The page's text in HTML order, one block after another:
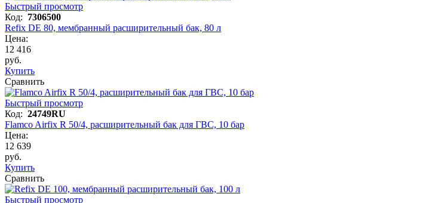
Быстрый просмотр
Код: 7306500
Refix DE 80, мембранный расширительный бак, 80 л
Цена:
12 416
руб.
Купить
Сравнить
Быстрый просмотр
Код: 24749RU
Flamco Airfix R 50/4, расширительный бак для ГВС, 10 бар
Цена:
12 639
руб.
Купить
Сравнить
Быстрый просмотр